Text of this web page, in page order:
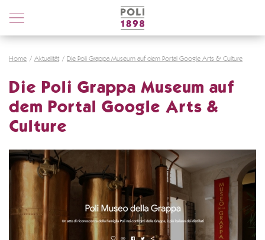
Poli
Distillerie
Home Aktualität Die Poli Grappa Museum auf dem Portal Google Arts & Culture
Die Poli Grappa Museum auf
dem Portal Google Arts &
Culture